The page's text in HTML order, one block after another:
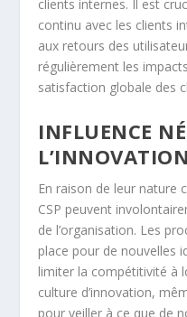
clients internes. Il est
continu avec les clients
aux retours des
régulièrement les
satisfaction globale des
INFLUENCE
L’INNOVATION
En raison de leur nature
CSP peuvent
de l’organisation. Les
place pour de nouvelles
limiter la compétitivité à
culture d’innovation,
pour veiller à ce que de